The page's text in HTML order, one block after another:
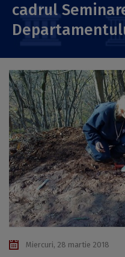
cadrul
Miercuri, 28 martie 2018